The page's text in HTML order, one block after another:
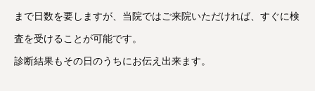
まで日数を要しますが、当院ではご来院いただければ、すぐに検
査を受けることが可能です。
診断結果もその日のうちにお伝え出来ます。